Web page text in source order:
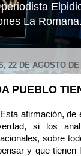
La Romana.
22 DE AGOSTO DE
PUEBLO
afirmación, de
si los
sobre
y que tienen